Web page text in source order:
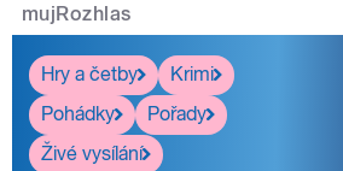
mujRozhlas
Hry a četby
Krimi
Pohádky
Pořady
Živé vysílání